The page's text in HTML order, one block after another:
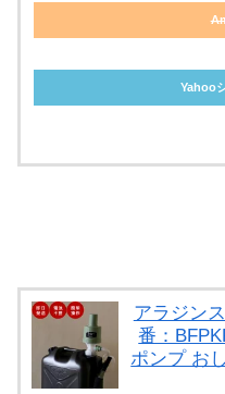
Yahoo
アラジン
番：
ポンプ お